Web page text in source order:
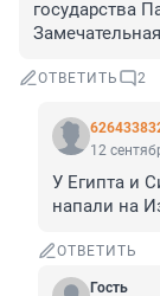
государства
ОТВЕТИТЬ 2
12
У Египта и
напали на
ОТВЕТИТЬ
Гость